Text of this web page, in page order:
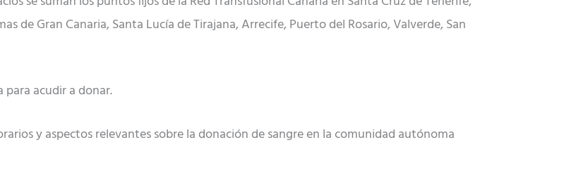
de Gran Canaria, Santa Lucía de Tirajana, Arrecife, Puerto del Rosario, Valverde, San
para acudir a donar.
y aspectos relevantes sobre la donación de sangre en la comunidad autónoma